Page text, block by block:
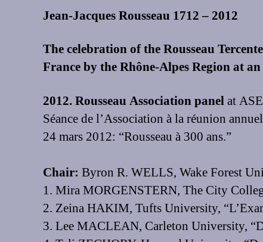
Jean-Jacques Rousseau 1712 – 2012
The celebration of the Rousseau
France by the Rhône-Alpes Region at
2012. Rousseau Association panelat
Séance de l’Association à la réunion
24 mars 2012: “Rousseau à 300 ans.”
Chair: Byron R. WELLS, Wake Forest
1. Mira MORGENSTERN, The City
2. Zeina HAKIM, Tufts University,
3. Lee MACLEAN, Carleton University,